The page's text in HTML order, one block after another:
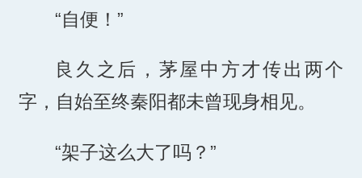
“自便！”
良久之后，茅屋中方才传出两个
字，自始至终秦阳都未曾现身相见。
“架子这么大了吗？”